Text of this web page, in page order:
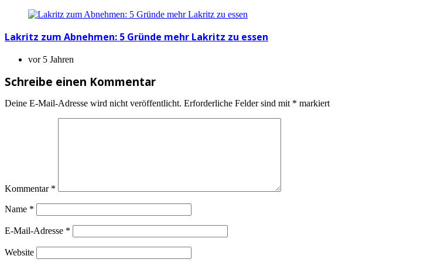
Lakritz zum Abnehmen: 5 Gründe mehr Lakritz zu essen
vor 5 Jahren
Schreibe einen Kommentar
Deine E-Mail-Adresse wird nicht veröffentlicht. Erforderliche Felder sind mit * markiert
Kommentar *
Name *
E-Mail-Adresse *
Website